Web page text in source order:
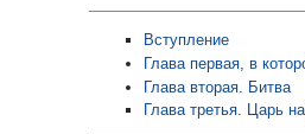
Вступление
Глава первая, в
Глава вторая. Битва
Глава третья. Царь